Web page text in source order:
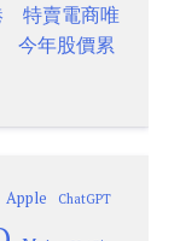
特賣電商唯
今年股價累
Apple ChatGPT